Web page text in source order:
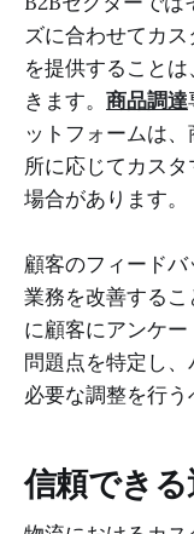
ズに合わせてカ
を提供すること
きます。 商品調達
ットフォームは
所に応じてカス
場合があります。
顧客のフィード
業務を改善する
に顧客にアンケ
問題点を特定し
必要な調整を行う
信頼でき